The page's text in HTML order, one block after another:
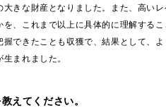
きな財産となりました。また、高い
、これまで以上に具体的に理解する
できたことも収獲で、結果として、
まれました。
えてください。